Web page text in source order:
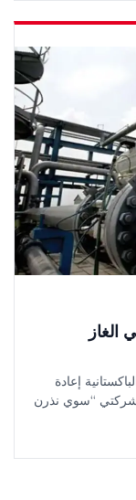
إعادة
شركتي “سوي نذرن